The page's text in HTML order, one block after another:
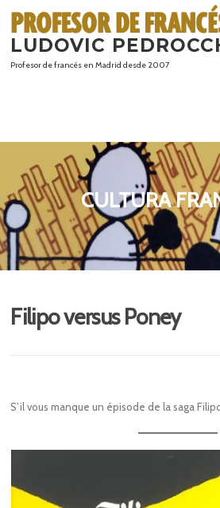
contenido
LUDOVIC
Profesor de francés en Madrid desde 2007
CULTURA
Filipo versus Poney
S’il vous manque un épisode de la saga